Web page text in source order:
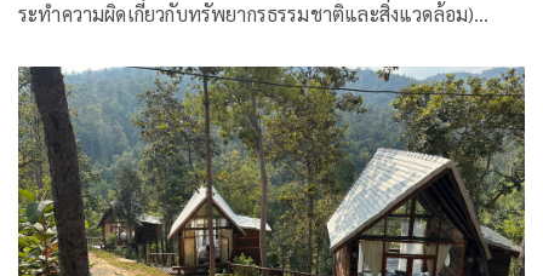
ระทำความผิดเกี่ยวกับทรัพยากรธรรมชาติและสิ่งแวดล้อม)
หน้าที่ที่ดินจังหวัด, เจ้าหน้าที่สปก., เจ้าหน้าที่ป่าไม้